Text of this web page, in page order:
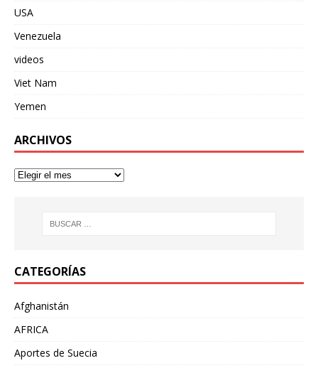
USA
Venezuela
videos
Viet Nam
Yemen
ARCHIVOS
CATEGORÍAS
Afghanistán
AFRICA
Aportes de Suecia